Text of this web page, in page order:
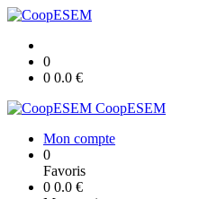
0
0 0.0 €
CoopESEM
Mon compte
0
Favoris
0 0.0 €